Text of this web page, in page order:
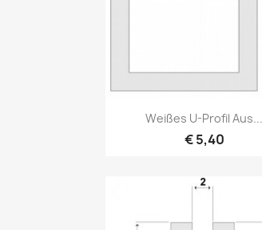
Vorschau
Weißes U-Profil Aus...
€ 5,40